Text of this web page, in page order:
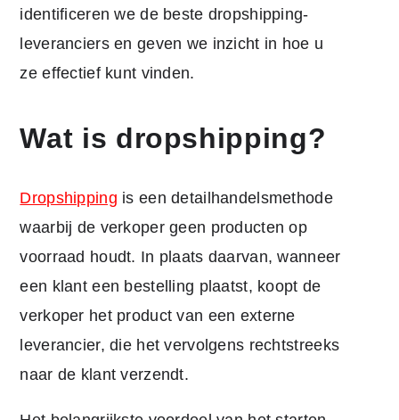
identificeren we de beste dropshipping-
leveranciers en geven we inzicht in hoe u
ze effectief kunt vinden.
Wat is dropshipping?
Dropshipping is een detailhandelsmethode
waarbij de verkoper geen producten op
voorraad houdt. In plaats daarvan, wanneer
een klant een bestelling plaatst, koopt de
verkoper het product van een externe
leverancier, die het vervolgens rechtstreeks
naar de klant verzendt.